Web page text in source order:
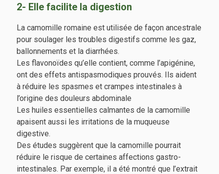
2- Elle facilite la digestion
La camomille romaine est utilisée de façon ancestrale
pour soulager les troubles digestifs comme les gaz,
ballonnements et la diarrhées.
Les flavonoïdes qu’elle contient, comme l’apigénine,
ont des effets antispasmodiques prouvés. Ils aident
à réduire les spasmes et crampes intestinales à
l’origine des douleurs abdominale
Les huiles essentielles calmantes de la camomille
apaisent aussi les irritations de la muqueuse
digestive.
Des études suggèrent que la camomille pourrait
réduire le risque de certaines affections gastro-
intestinales. Par exemple, il a été montré que l’extrait